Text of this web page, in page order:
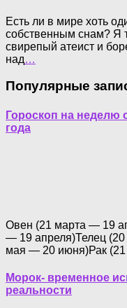
Есть ли в мире хоть
собственным снам? Я
свирепый атеист и
над…
Популярные
Гороскоп на неделю
года
Овен (21 марта — 19
— 19 апреля)Телец
мая — 20 июня)Рак
Морок- временное
реальности